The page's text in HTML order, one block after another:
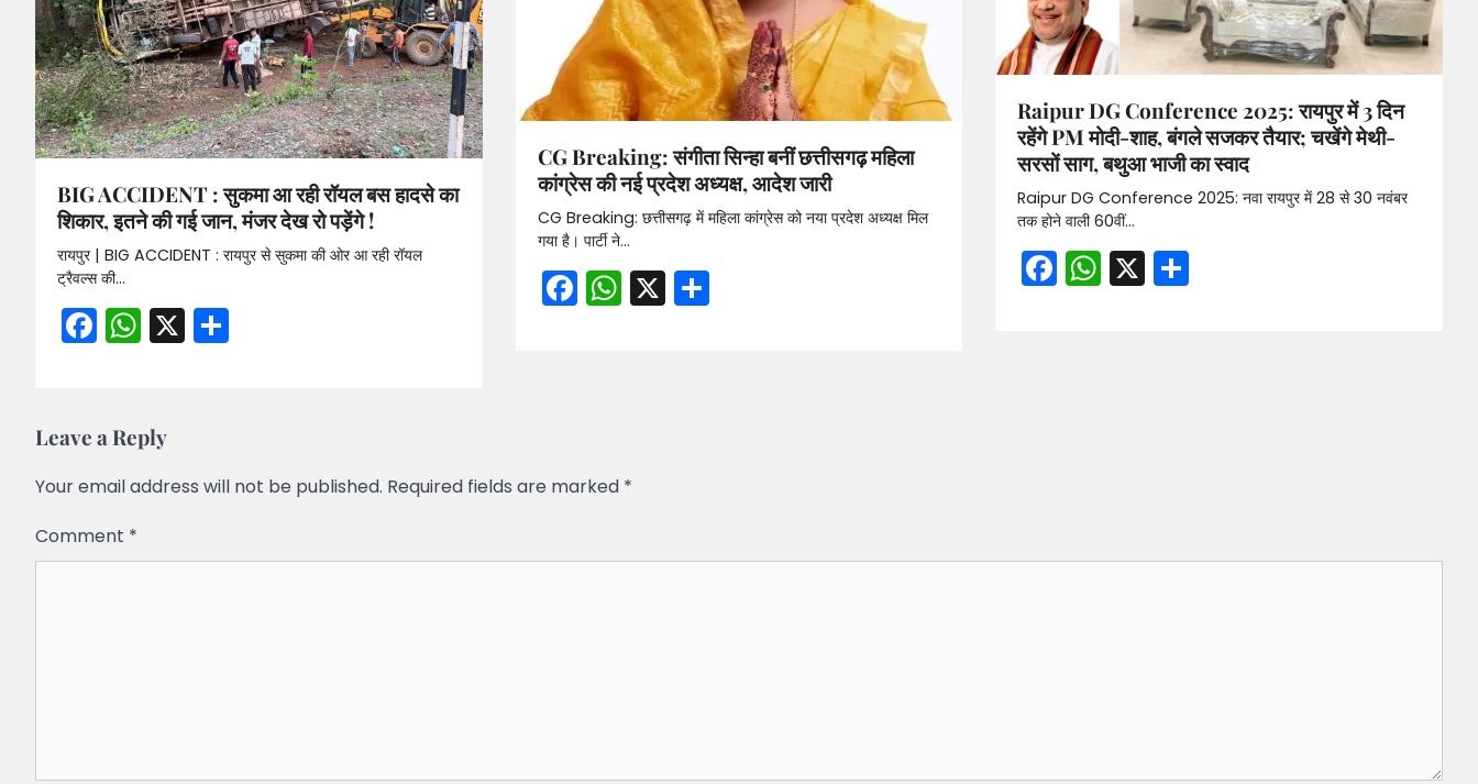
BIG ACCIDENT : सुकमा आ रही रॉयल बस हादसे का
शिकार, इतने की गई जान, मंजर देख रो पड़ेंगे !
रायपुर | BIG ACCIDENT : रायपुर से सुकमा की ओर आ रही रॉयल
ट्रैवल्स की…
Facebook
WhatsApp
X
CG Breaking: संगीता सिन्हा बनीं छत्तीसगढ़ महिला
कांग्रेस की नई प्रदेश अध्यक्ष, आदेश जारी
CG Breaking: छत्तीसगढ़ में महिला कांग्रेस को नया प्रदेश अध्यक्ष मिल
गया है। पार्टी ने…
Facebook
WhatsApp
X Share
Raipur DG Conference 2025: रायपुर में 3 दिन
रहेंगे PM मोदी-शाह, बंगले सजकर तैयार; चखेंगे मेथी-
सरसों साग, बथुआ भाजी का स्वाद
Raipur DG Conference 2025: नवा रायपुर में 28 से 30 नवंबर
तक होने वाली 60वीं…
Facebook
WhatsApp
X
Leave a Reply
Your email address will not be published. Required fields are marked *
Comment *